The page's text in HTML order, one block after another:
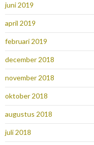
juni 2019
april 2019
februari 2019
december 2018
november 2018
oktober 2018
augustus 2018
juli 2018